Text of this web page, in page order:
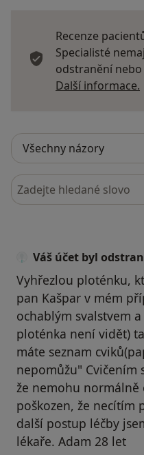
Recenze
Specialisté
odstranění
Další informace.
Hledejte v názorech
Váš účet byl
Vyhřezlou ploténku,
pan Kašpar v mém
ochablým svalstvem
ploténka není vidět)
máte seznam
nepomůžu" Cvičením
že nemohu
poškozen, že necítím
další postup léčby
lékaře. Adam 28 let